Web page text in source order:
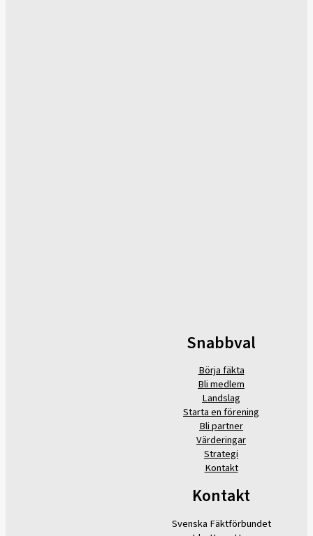
Snabbval
Börja fäkta
Bli medlem
Landslag
Starta en förening
Bli partner
Värderingar
Strategi
Kontakt
Kontakt
Svenska Fäktförbundet